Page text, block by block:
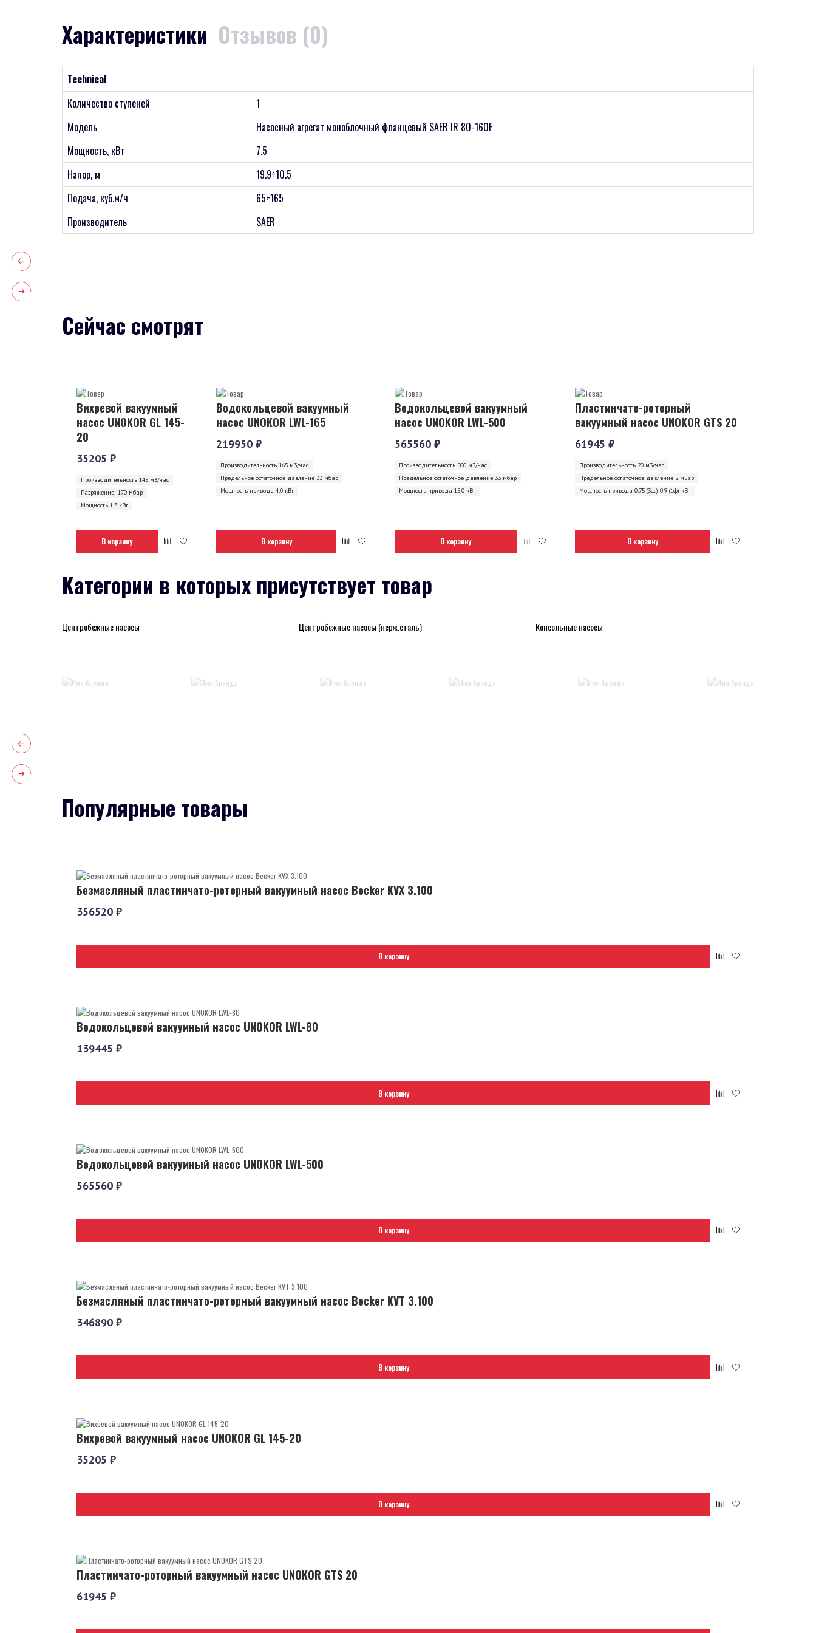
Характеристики Отзывов (0)
Technical
Количество ступеней
1
Модель
Насосный агрегат моноблочный фланцевый SAER IR 80-160F
Мощность, кВт
7.5
Напор, м
19.9÷10.5
Подача, куб.м/ч
65÷165
Производитель
SAER
Сейчас смотрят
Вихревой вакуумный
насос UNOKOR GL 145-
20
35205 ₽
Производительность 145 м3/час
Разряжение -170 мбар
Мощность 1,3 кВт
В корзину
Водокольцевой вакуумный
насос UNOKOR LWL-165
219950 ₽
Производительность 165 м3/час
Предельное остаточное давление 33 мбар
Мощность привода 4,0 кВт
В корзину
Водокольцевой вакуумный
насос UNOKOR LWL-500
565560 ₽
Производительность 500 м3/час
Предельное остаточное давление 33 мбар
Мощность привода 15,0 кВт
В корзину
Пластинчато-роторный
вакуумный насос UNOKOR GTS 20
61945 ₽
Производительность 20 м3/час
Предельное остаточное давление 2 мБар
Мощность привода 0,75 (3ф.) 0,9 (1ф) кВт
В корзину
Категории в которых присутствует товар
Центробежные насосы Центробежные насосы (нерж.сталь) Консольные насосы
Популярные товары
Безмасляный пластинчато-роторный вакуумный насос Becker KVX 3.100
356520 ₽
В корзину
Водокольцевой вакуумный насос UNOKOR LWL-80
139445 ₽
В корзину
Водокольцевой вакуумный насос UNOKOR LWL-500
565560 ₽
В корзину
Безмасляный пластинчато-роторный вакуумный насос Becker KVT 3.100
346890 ₽
В корзину
Вихревой вакуумный насос UNOKOR GL 145-20
35205 ₽
В корзину
Пластинчато-роторный вакуумный насос UNOKOR GTS 20
61945 ₽